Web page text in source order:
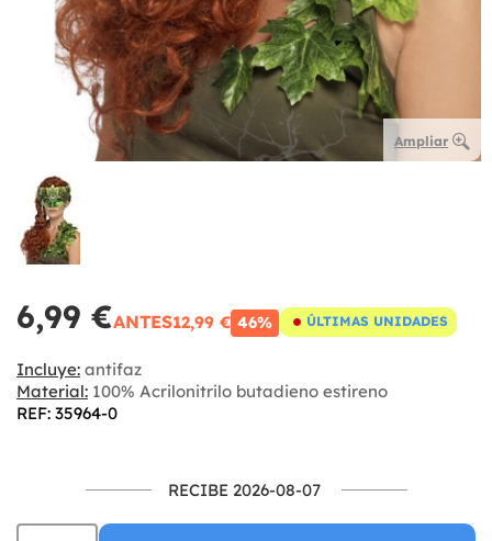
Ampliar
6,99 €ANTES12,99 € 46% ÚLTIMAS UNIDADES
Incluye: antifaz
Material: 100% Acrilonitrilo butadieno estireno
REF: 35964-0
RECIBE 2026-08-07